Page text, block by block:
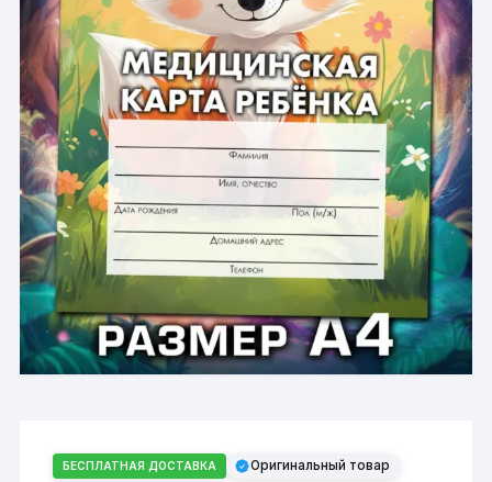
БЕСПЛАТНАЯ ДОСТАВКА Оригинальный товар